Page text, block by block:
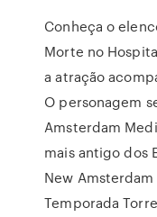
Conheça o
Morte no
a atração
O personagem
Amsterdam
mais antigo dos
New Amsterdam
Temporada